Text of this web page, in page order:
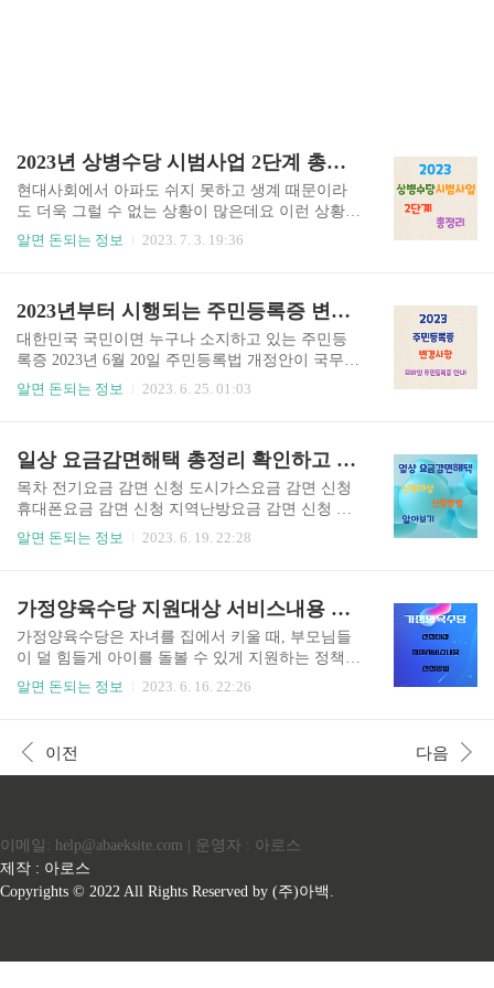
2023년 상병수당 시범사업 2단계 총정리
현대사회에서 아파도 쉬지 못하고 생계 때문이라
도 더욱 그럴 수 없는 상황이 많은데요 이런 상황에
도움이 되기 위해 작년부터 상병수당 시범사업을
시범사업 2단계란? 상병 수당 시범사업 2단계란 업
무 외에서 근로자가 아프거나 다쳐 경제활동을 할
수 없게 되면, 국가에서는 치료에 전념할 수 있도록
소득 보장 제도를 제공합니다. 일상적인 업무 중 아
닌 상황에서의 병건이나 부상엔 병가나 산재보험
해 줍니다. 상병수당 시범사업 지역 1단계 (2022년
7월 ~ 2023년 6월):..
알면 돈되는 정보 2023. 7. 3. 19:36
2023년부터 시행되는 주민등록증 변경사항 및 모바일 주민등록증 안내
대한민국 국민이면 누구나 소지하고 있는 주민등
록증 2023년 6월 20일 주민등록법 개정안이 국무회
의를 통과했습니다. 그로 인해 많은 것들이 달라지
민등록증은 유효기간이 도입되어 10년 주기로 갱
신해야 합니다. ● 성명 표기가 표준화되어 모든 신
분증에서 최대 글자 수가 통일됩니다. ● 신분증 사
진 규격도 표준화되어 가로 3.5cm, 세로 4.5cm가 됩
니다. ● 주요 국가 신분증(주민등록증, 운전면허증,
증의 한계점을 개선하기 위한 다양한 변화가 포함
되어 있습니다. 가장..
알면 돈되는 정보 2023. 6. 25. 01:03
일상 요금감면해택 총정리 확인하고 신청하세요
목차 전기요금 감면 신청 도시가스요금 감면 신청
휴대폰요금 감면 신청 지역난방요금 감면 신청 TV
수신료 감면 신청 유선 전화요금 감면 신청 정부에
보겠습니다. 전기요금 감면 신청 전기요금 감면 신
청 대상자는 기초생활수급자, 차상위 계층, 그리고
심한 장애인입니다. 신청 방법 1. 한국전력 고객센
터(국번 없이 123)에 전화하여 대상자 확인 후 전기
요금 감면 신청 2. 방문 신청 시 필요한 서류는 신
용) 또한 기타 방법으로는 한전 사이버지점, 주소
지 관할 한전지사, 주민센터, 복지로 통해 전기요금
알면 돈되는 정보 2023. 6. 19. 22:28
가정양육수당 지원대상 서비스내용 신청방법 알아보기
가정양육수당은 자녀를 집에서 키울 때, 부모님들
이 덜 힘들게 아이를 돌볼 수 있게 지원하는 정책입
니다. 이덕분에 부모님들은 아이를 키우며 발생하
대해서 정리해 드리겠습니다. 가정양육수당 지원
대상 가정양육수당은 대한민국 국적이 있는 아이
하지만 해외에서 살고 있는 아이들은 지원받을 수
없어요. 아이가 다른 곳에서 돌봄을 받을 때는 서비
스 변경신청을 해야 해요. 아이의 나이나 부모님의
알면 돈되는 정보 2023. 6. 16. 22:26
이전 다음
이메일: help@abaeksite.com | 운영자 : 아로스
제작 : 아로스
Copyrights © 2022 All Rights Reserved by (주)아백.